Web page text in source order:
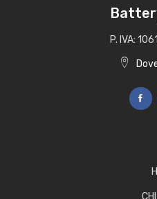
P. IVA: